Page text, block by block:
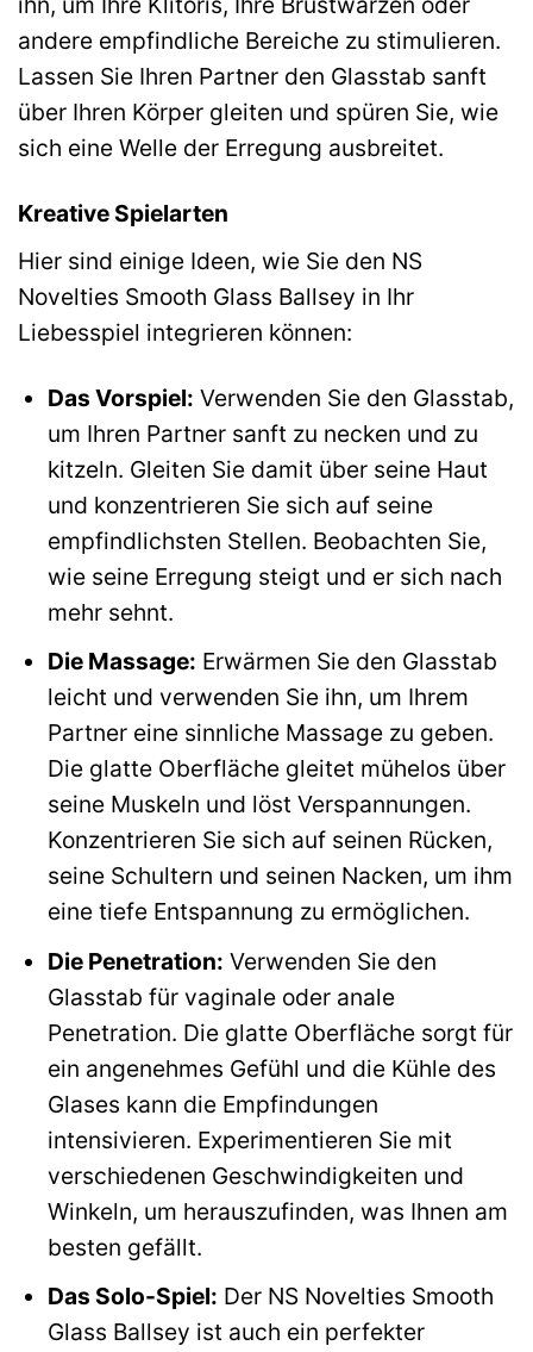
andere empfindliche Bereiche zu stimulieren.
Lassen Sie Ihren Partner den Glasstab sanft
über Ihren Körper gleiten und spüren Sie, wie
sich eine Welle der Erregung ausbreitet.
Kreative Spielarten
Hier sind einige Ideen, wie Sie den NS
Novelties Smooth Glass Ballsey in Ihr
Liebesspiel integrieren können:
Das Vorspiel: Verwenden Sie den Glasstab,
um Ihren Partner sanft zu necken und zu
kitzeln. Gleiten Sie damit über seine Haut
und konzentrieren Sie sich auf seine
empfindlichsten Stellen. Beobachten Sie,
wie seine Erregung steigt und er sich nach
mehr sehnt.
Die Massage: Erwärmen Sie den Glasstab
leicht und verwenden Sie ihn, um Ihrem
Partner eine sinnliche Massage zu geben.
Die glatte Oberfläche gleitet mühelos über
seine Muskeln und löst Verspannungen.
Konzentrieren Sie sich auf seinen Rücken,
seine Schultern und seinen Nacken, um ihm
eine tiefe Entspannung zu ermöglichen.
Die Penetration: Verwenden Sie den
Glasstab für vaginale oder anale
Penetration. Die glatte Oberfläche sorgt für
ein angenehmes Gefühl und die Kühle des
Glases kann die Empfindungen
intensivieren. Experimentieren Sie mit
verschiedenen Geschwindigkeiten und
Winkeln, um herauszufinden, was Ihnen am
besten gefällt.
Das Solo-Spiel: Der NS Novelties Smooth
Glass Ballsey ist auch ein perfekter